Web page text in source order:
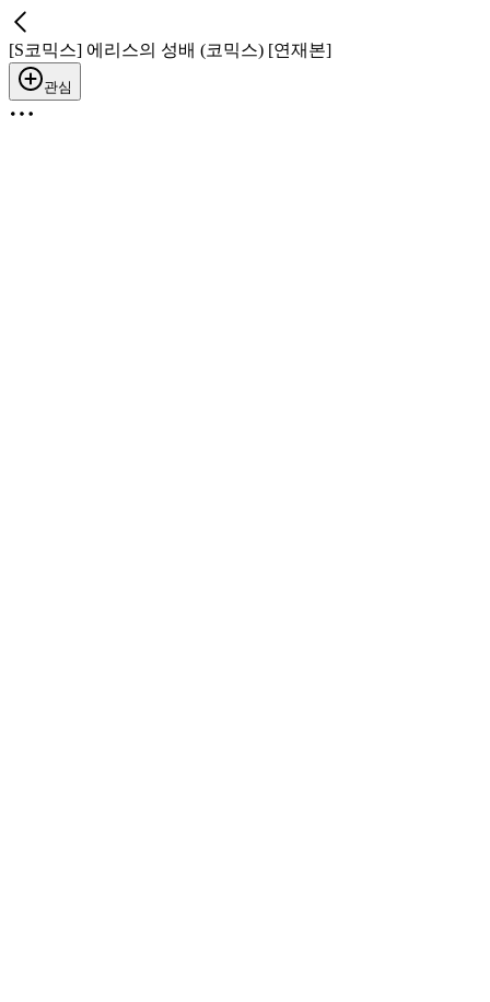
[S코믹스] 에리스의 성배 (코믹스) [연재본]
관심